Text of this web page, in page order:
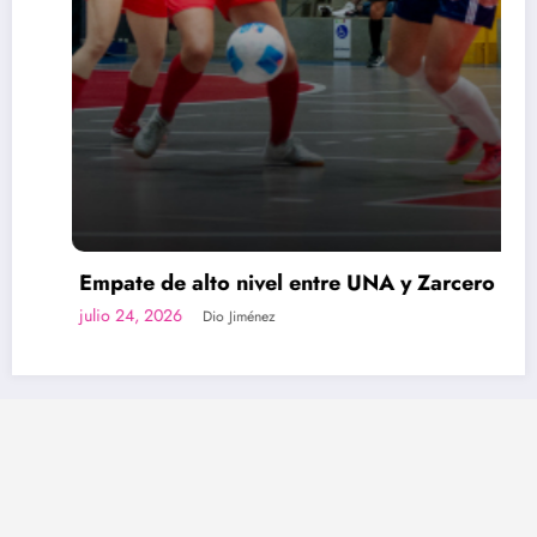
de alto nivel entre UNA y Zarcero
Dio Jiménez